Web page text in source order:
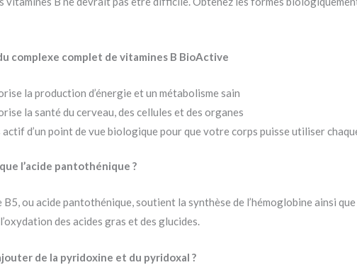
complexe complet de vitamines B BioActive
la production d’énergie et un métabolisme sain
la santé du cerveau, des cellules et des organes
actif d’un point de vue biologique pour que votre corps puisse utiliser
l’acide pantothénique ?
B5, ou acide pantothénique, soutient la synthèse de l’hémoglobine ainsi
des acides gras et des glucides.
de la pyridoxine et du pyridoxal ?